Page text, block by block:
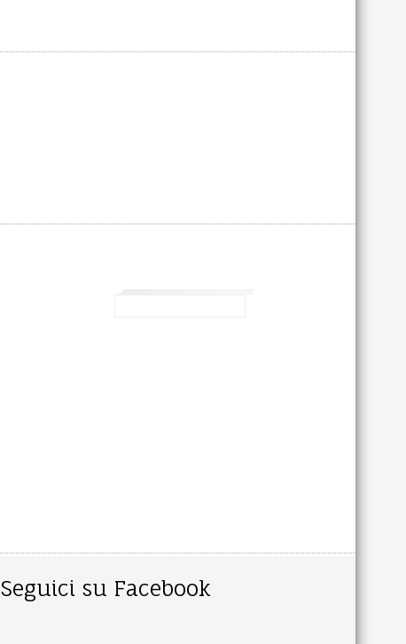
Seguici su Facebook